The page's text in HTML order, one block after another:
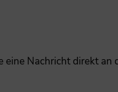
eine Nachricht direkt an